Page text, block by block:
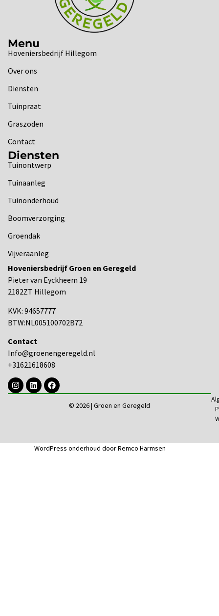
Menu
Hoveniersbedrijf Hillegom
Over ons
Diensten
Tuinpraat
Graszoden
Contact
Diensten
Tuinontwerp
Tuinaanleg
Tuinonderhoud
Boomverzorging
Groendak
Vijveraanleg
Hoveniersbedrijf Groen en Geregeld
Pieter van Eyckheem 19
2182ZT Hillegom
KVK: 94657777
BTW:NL005100702B72
Contact
Info@groenengeregeld.nl
+31621618608
© 2026 | Groen en Geregeld
WordPress onderhoud door Remco Harmsen